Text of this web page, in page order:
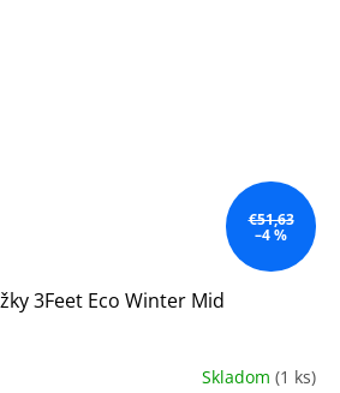
€51,63
–4 %
3Feet Eco Winter Mid
Skladom (1 ks)